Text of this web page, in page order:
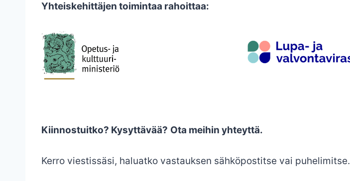
Yhteiskehittäjen toimintaa rahoittaa:
Kiinnostuitko? Kysyttävää? Ota meihin yhteyttä.
Kerro viestissäsi, haluatko vastauksen sähköpostitse vai puhelimitse.